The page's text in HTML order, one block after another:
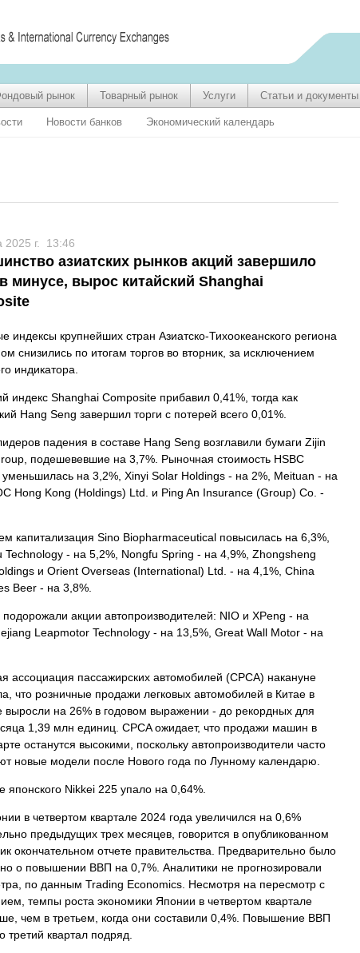
рынок Товарный рынок Услуги Статьи и документы
Новости банков Экономический календарь
2025 г. 13:46
азиатских рынков акций завершило
минусе, вырос китайский Shanghai
индексы крупнейших стран Азиатско-Тихоокеанского региона
снизились по итогам торгов во вторник, за исключением
индикатора.
индекс Shanghai Composite прибавил 0,41%, тогда как
Hang Seng завершил торги с потерей всего 0,01%.
падения в составе Hang Seng возглавили бумаги Zijin
подешевевшие на 3,7%. Рыночная стоимость HSBC
уменьшилась на 3,2%, Xinyi Solar Holdings - на 2%, Meituan - на
Hong Kong (Holdings) Ltd. и Ping An Insurance (Group) Co. -
капитализация Sino Biopharmaceutical повысилась на 6,3%,
Technology - на 5,2%, Nongfu Spring - на 4,9%, Zhongsheng
и Orient Overseas (International) Ltd. - на 4,1%, China
Beer - на 3,8%.
акции автопроизводителей: NIO и XPeng - на
Leapmotor Technology - на 13,5%, Great Wall Motor - на
ассоциация пассажирских автомобилей (CPCA) накануне
что розничные продажи легковых автомобилей в Китае в
выросли на 26% в годовом выражении - до рекордных для
1,39 млн единиц. CPCA ожидает, что продажи машин в
останутся высокими, поскольку автопроизводители часто
новые модели после Нового года по Лунному календарю.
японского Nikkei 225 упало на 0,64%.
в четвертом квартале 2024 года увеличился на 0,6%
предыдущих трех месяцев, говорится в опубликованном
окончательном отчете правительства. Предварительно было
о повышении ВВП на 0,7%. Аналитики не прогнозировали
по данным Trading Economics. Несмотря на пересмотр с
темпы роста экономики Японии в четвертом квартале
чем в третьем, когда они составили 0,4%. Повышение ВВП
третий квартал подряд.